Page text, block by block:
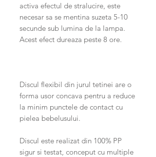
activa efectul de stralucire, este
necesar sa se mentina suzeta 5-10
secunde sub lumina de la lampa.
Acest efect dureaza peste 8 ore.
Discul flexibil din jurul tetinei are o
forma usor concava pentru a reduce
la minim punctele de contact cu
pielea bebelusului.
Discul este realizat din 100% PP
sigur si testat, conceput cu multiple